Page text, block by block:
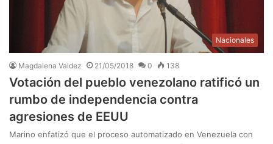
Nacionales
Magdalena Valdez 21/05/2018 0 138
Votación del pueblo venezolano ratificó un
rumbo de independencia contra
agresiones de EEUU
Marino enfatizó que el proceso automatizado en Venezuela con